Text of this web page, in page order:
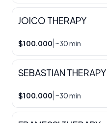
JOICO THERAPY
$100.000 ~30 min
SEBASTIAN THERAPY
$100.000 ~30 min